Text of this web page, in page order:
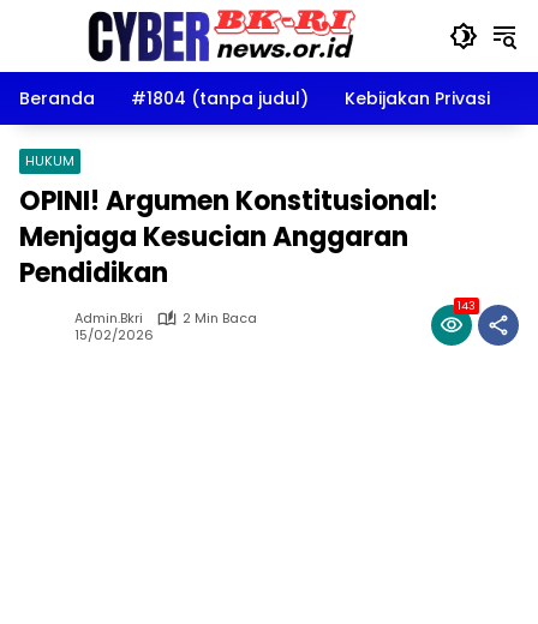
Beranda
#1804 (tanpa judul) Kebijakan Privasi
HUKUM
OPINI! Argumen Konstitusional:
Menjaga Kesucian Anggaran
Pendidikan
Admin.bkri
2 Min Baca
15/02/2026
143